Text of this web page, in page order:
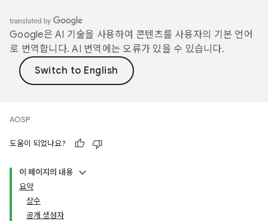
Google은 AI 기술을 사용하여 콘텐츠를 사용자의 기본 언어
로 번역합니다. AI 번역에는 오류가 있을 수 있습니다.
AOSP
도움이 되었나요?
이 페이지의 내용
요약
상수
공개 생성자